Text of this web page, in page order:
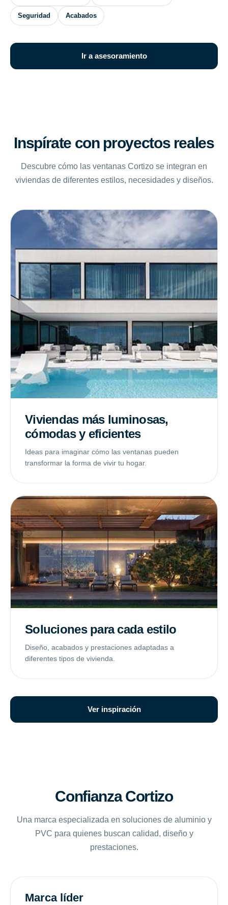
Seguridad Acabados
Ir a asesoramiento
Inspírate con proyectos reales
Descubre cómo las ventanas Cortizo se integran en
viviendas de diferentes estilos, necesidades y diseños.
Viviendas más luminosas,
cómodas y eficientes
Ideas para imaginar cómo las ventanas pueden
transformar la forma de vivir tu hogar.
Soluciones para cada estilo
Diseño, acabados y prestaciones adaptadas a
diferentes tipos de vivienda.
Ver inspiración
Confianza Cortizo
Una marca especializada en soluciones de aluminio y
PVC para quienes buscan calidad, diseño y
prestaciones.
Marca líder